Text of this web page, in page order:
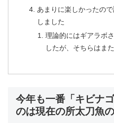
あまりに楽しかったの
しました
理論的にはギアラボ
したが、そちらはま
今年も一番「キビナ
のは現在の所太刀魚